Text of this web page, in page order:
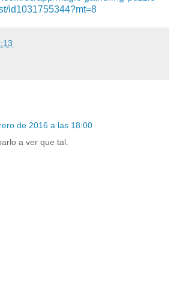
id1031755344?mt=8
de 2016 a las 18:00
a ver que tal.